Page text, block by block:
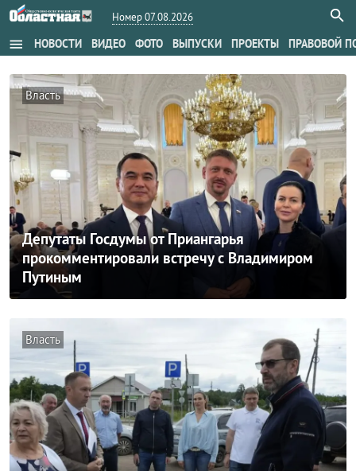
Номер 07.08.2026
menu НОВОСТИ ВИДЕО ФОТО ВЫПУСКИ ПРОЕКТЫ ПРАВОВОЙ
Власть
Депутаты Госдумы от Приангарья
прокомментировали встречу с Владимиром
Путиным
Власть